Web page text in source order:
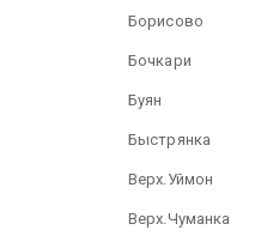
Борисово
Бочкари
Буян
Быстрянка
Верх.Уймон
Верх.Чуманка